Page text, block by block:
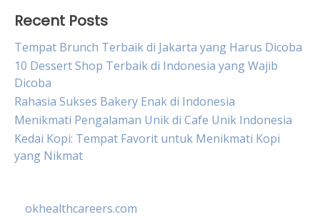
Recent Posts
Tempat Brunch Terbaik di Jakarta yang Harus Dicoba
10 Dessert Shop Terbaik di Indonesia yang Wajib
Dicoba
Rahasia Sukses Bakery Enak di Indonesia
Menikmati Pengalaman Unik di Cafe Unik Indonesia
Kedai Kopi: Tempat Favorit untuk Menikmati Kopi
yang Nikmat
okhealthcareers.com